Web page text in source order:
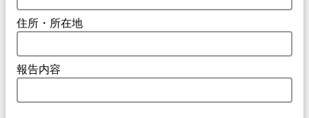
住所・所在地
報告内容